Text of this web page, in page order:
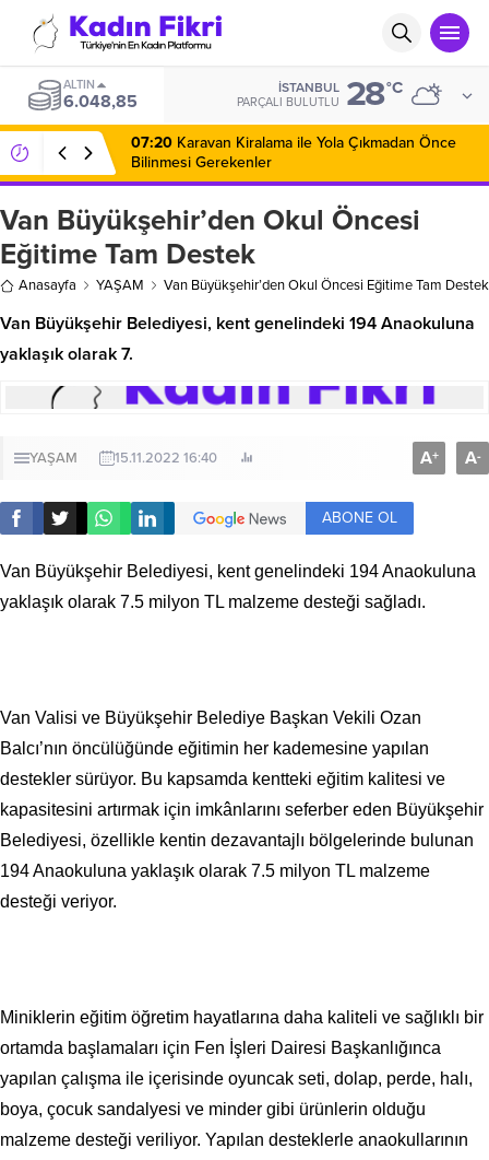
ALTIN
6.048,85
İSTANBUL
PARÇALI BULUTLU 28°C
07:20 Karavan Kiralama ile Yola Çıkmadan Önce
Bilinmesi Gerekenler
Van Büyükşehir’den Okul Öncesi
Eğitime Tam Destek
Anasayfa YAŞAM Van Büyükşehir’den Okul Öncesi Eğitime Tam Destek
Van Büyükşehir Belediyesi, kent genelindeki 194 Anaokuluna
yaklaşık olarak 7.
YAŞAM 15.11.2022 16:40 A+ A-
ABONE OL
Van Büyükşehir Belediyesi, kent genelindeki 194 Anaokuluna
yaklaşık olarak 7.5 milyon TL malzeme desteği sağladı.
Van Valisi ve Büyükşehir Belediye Başkan Vekili Ozan
Balcı’nın öncülüğünde eğitimin her kademesine yapılan
destekler sürüyor. Bu kapsamda kentteki eğitim kalitesi ve
kapasitesini artırmak için imkânlarını seferber eden Büyükşehir
Belediyesi, özellikle kentin dezavantajlı bölgelerinde bulunan
194 Anaokuluna yaklaşık olarak 7.5 milyon TL malzeme
desteği veriyor.
Miniklerin eğitim öğretim hayatlarına daha kaliteli ve sağlıklı bir
ortamda başlamaları için Fen İşleri Dairesi Başkanlığınca
yapılan çalışma ile içerisinde oyuncak seti, dolap, perde, halı,
boya, çocuk sandalyesi ve minder gibi ürünlerin olduğu
malzeme desteği veriliyor. Yapılan desteklerle anaokullarının